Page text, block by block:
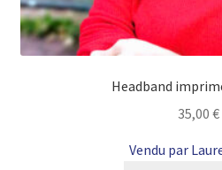
Headband
35,00 €
Vendu par